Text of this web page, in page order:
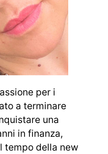
per i
a terminare
una
in finanza,
tempo della new